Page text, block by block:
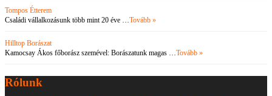
Tompos Étterem
Családi vállalkozásunk több mint 20 éve …Tovább »
Hilltop Borászat
Kamocsay Ákos főborász szemével: Borászatunk magas …Tovább »
Rólunk